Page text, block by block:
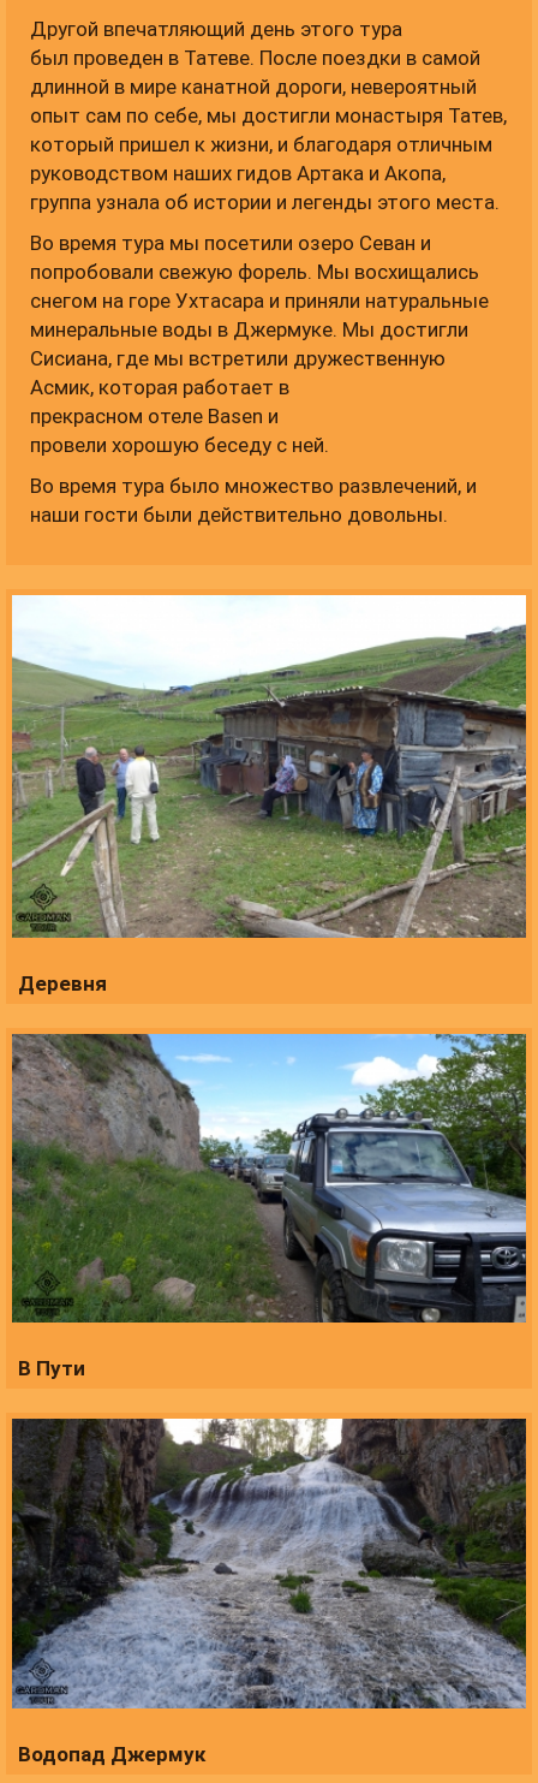
Другой впечатляющий день этого тура
был проведен в Татеве. После поездки в самой
длинной в мире канатной дороги, невероятный
опыт сам по себе, мы достигли монастыря Татев,
который пришел к жизни, и благодаря отличным
руководством наших гидов Артака и Акопа,
группа узнала об истории и легенды этого места.
Во время тура мы посетили озеро Севан и
попробовали свежую форель. Мы восхищались
снегом на горе Ухтасара и приняли натуральные
минеральные воды в Джермуке. Мы достигли
Сисиана, где мы встретили дружественную
Асмик, которая работает в
прекрасном отеле Basen и
провели хорошую беседу с ней.
Во время тура было множество развлечений, и
наши гости были действительно довольны.
Деревня
В Пути
Водопад Джермук